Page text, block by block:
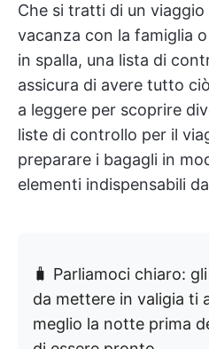
Che si tratti di un
vacanza con la famiglia
in spalla, una lista di
assicura di avere tutto
a leggere per scoprire
liste di controllo per il
preparare i bagagli in
elementi indispensabili
🧳 Parliamoci chiaro:
da mettere in valigia ti
meglio la notte prima